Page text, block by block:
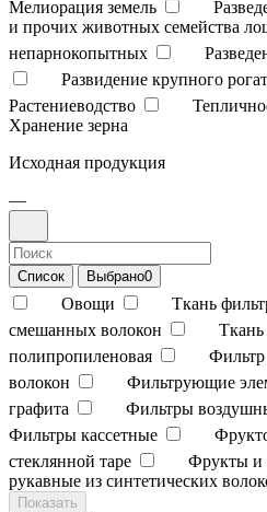
Мелиорация земель
и прочих животных семейства
непарнокопытных
Развидение крупного
Растениеводство
Хранение зерна
Исходная продукция
—
Список Выбрано0
Овощи
Ткань
смешанных волокон
Ткань
полипропиленовая
волокон
Фильтрующие
графита
Фильтры
Фильтры кассетные
стеклянной таре
Фрукты и
рукавные из синтетических
Показать